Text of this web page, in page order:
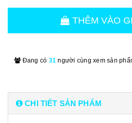
THÊM VÀO
Đang có 31 người cùng xem sản
CHI TIẾT SẢN PHẨM